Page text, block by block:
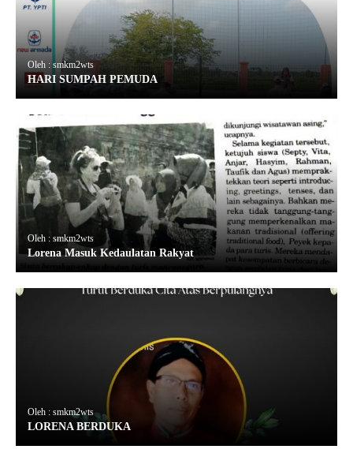
Oleh : smkm2wts
HARI SUMPAH PEMUDA
Oleh : smkm2wts
Lorena Masuk Kedaulatan Rakyat
Oleh : smkm2wts
LORENA BERDUKA